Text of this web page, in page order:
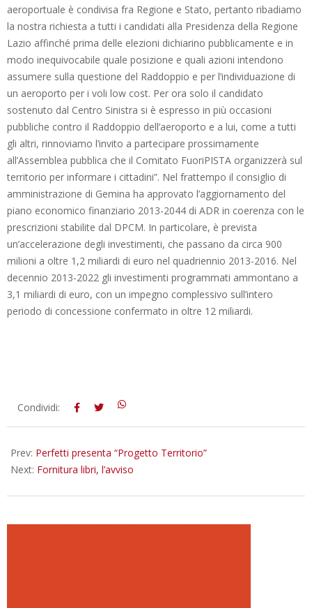
aeroportuale è condivisa fra Regione e Stato, pertanto ribadiamo
la nostra richiesta a tutti i candidati alla Presidenza della Regione
Lazio affinché prima delle elezioni dichiarino pubblicamente e in
modo inequivocabile quale posizione e quali azioni intendono
assumere sulla questione del Raddoppio e per l’individuazione di
un aeroporto per i voli low cost. Per ora solo il candidato
sostenuto dal Centro Sinistra si è espresso in più occasioni
pubbliche contro il Raddoppio dell’aeroporto e a lui, come a tutti
gli altri, rinnoviamo l’invito a partecipare prossimamente
all’Assemblea pubblica che il Comitato FuoriPISTA organizzerà sul
territorio per informare i cittadini”. Nel frattempo il consiglio di
amministrazione di Gemina ha approvato l’aggiornamento del
piano economico finanziario 2013-2044 di ADR in coerenza con le
prescrizioni stabilite dal DPCM. In particolare, è prevista
un’accelerazione degli investimenti, che passano da circa 900
milioni a oltre 1,2 miliardi di euro nel quadriennio 2013-2016. Nel
decennio 2013-2022 gli investimenti programmati ammontano a
3,1 miliardi di euro, con un impegno complessivo sull’intero
periodo di concessione confermato in oltre 12 miliardi.
2013-
Condividi:
Prev: Perfetti presenta “Progetto Territorio”
Next: Fornitura libri, l’avviso